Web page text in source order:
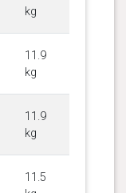
kg
11.9
kg
11.9
kg
11.5